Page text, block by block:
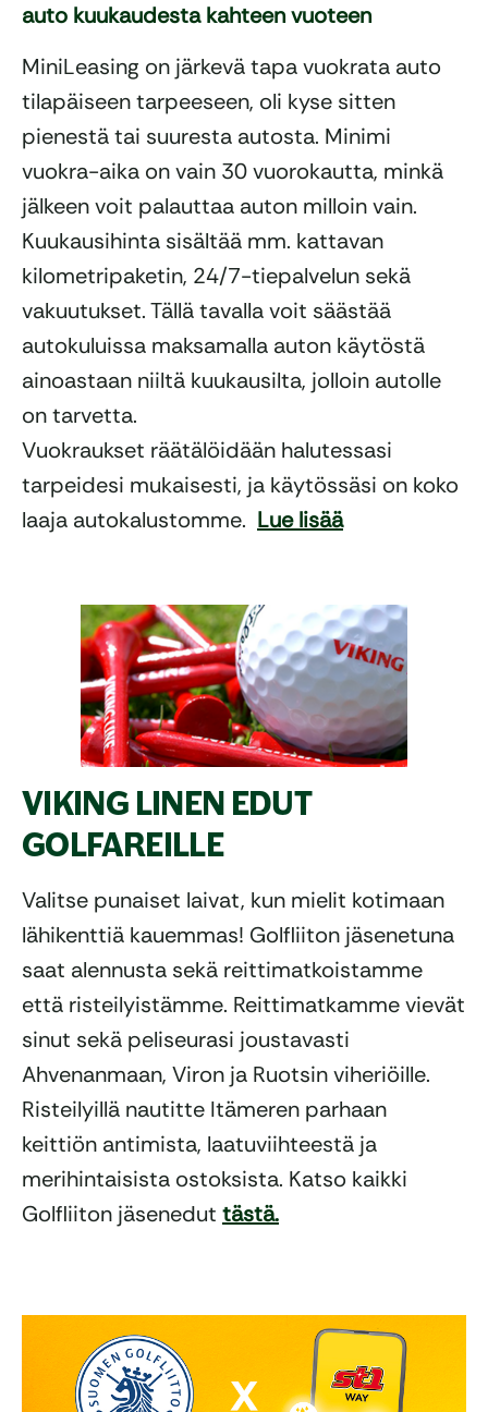
auto kuukaudesta kahteen vuoteen
MiniLeasing on järkevä tapa vuokrata auto
tilapäiseen tarpeeseen, oli kyse sitten
pienestä tai suuresta autosta. Minimi
vuokra-aika on vain 30 vuorokautta, minkä
jälkeen voit palauttaa auton milloin vain.
Kuukausihinta sisältää mm. kattavan
kilometripaketin, 24/7-tiepalvelun sekä
vakuutukset. Tällä tavalla voit säästää
autokuluissa maksamalla auton käytöstä
ainoastaan niiltä kuukausilta, jolloin autolle
on tarvetta.
Vuokraukset räätälöidään halutessasi
tarpeidesi mukaisesti, ja käytössäsi on koko
laaja autokalustomme. Lue lisää
VIKING LINEN EDUT
GOLFAREILLE
Valitse punaiset laivat, kun mielit kotimaan
lähikenttiä kauemmas! Golfliiton jäsenetuna
saat alennusta sekä reittimatkoistamme
että risteilyistämme. Reittimatkamme vievät
sinut sekä peliseurasi joustavasti
Ahvenanmaan, Viron ja Ruotsin viheriöille.
Risteilyillä nautitte Itämeren parhaan
keittiön antimista, laatuviihteestä ja
merihintaisista ostoksista. Katso kaikki
Golfliiton jäsenedut tästä.